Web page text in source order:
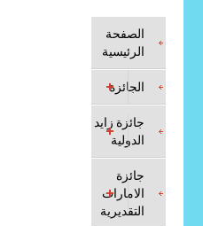
الصفحة
الرئيسية
الجائزة
جائزة زايد
الدولية
جائزة
الامارات
التقديرية